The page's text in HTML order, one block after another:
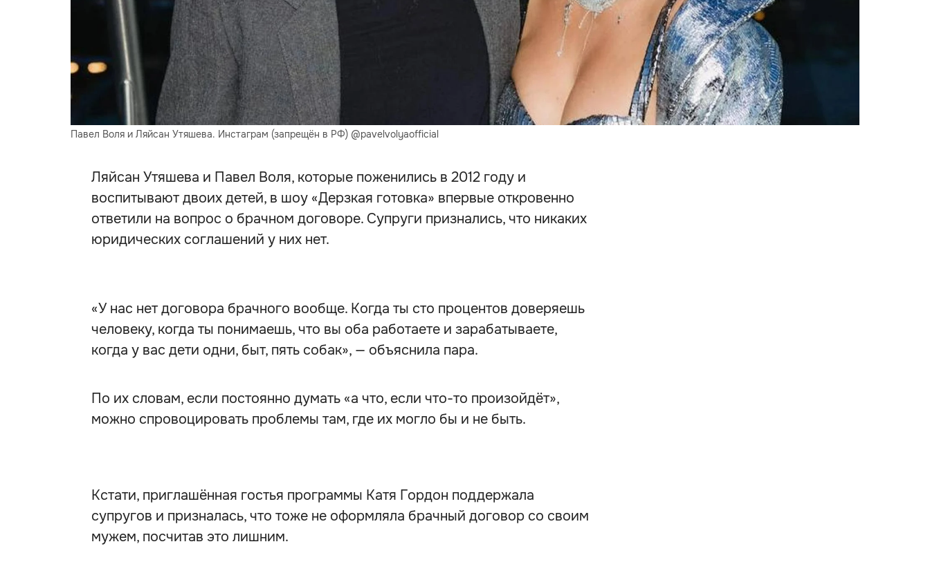
Павел Воля и Ляйсан Утяшева. Инстаграм (запрещён в РФ) @pavelvolyaofficial
Ляйсан Утяшева и Павел Воля, которые поженились в 2012 году и
воспитывают двоих детей, в шоу «Дерзкая готовка» впервые откровенно
ответили на вопрос о брачном договоре. Супруги признались, что никаких
юридических соглашений у них нет.
«У нас нет договора брачного вообще. Когда ты сто процентов доверяешь
человеку, когда ты понимаешь, что вы оба работаете и зарабатываете,
когда у вас дети одни, быт, пять собак», — объяснила пара.
По их словам, если постоянно думать «а что, если что-то произойдёт»,
можно спровоцировать проблемы там, где их могло бы и не быть.
Кстати, приглашённая гостья программы Катя Гордон поддержала
супругов и призналась, что тоже не оформляла брачный договор со своим
мужем, посчитав это лишним.